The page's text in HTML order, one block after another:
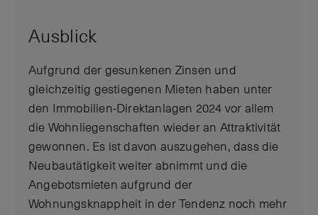
Ausblick
Aufgrund der gesunkenen Zinsen und
gleichzeitig gestiegenen Mieten haben unter
den Immobilien-Direktanlagen 2024 vor allem
die Wohnliegenschaften wieder an Attraktivität
gewonnen. Es ist davon auszugehen, dass die
Neubautätigkeit weiter abnimmt und die
Angebotsmieten aufgrund der
Wohnungsknappheit in der Tendenz noch mehr